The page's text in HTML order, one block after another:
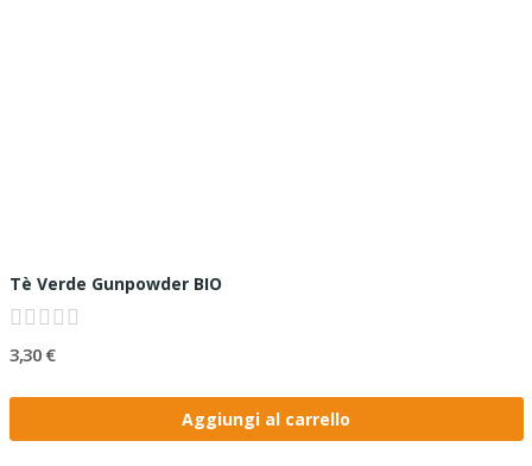
Tè Verde Gunpowder BIO
3,30 €
Aggiungi al carrello